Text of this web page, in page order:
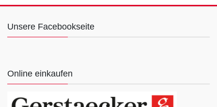
Unsere Facebookseite
Online einkaufen